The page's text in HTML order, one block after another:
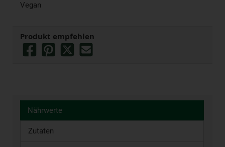
Vegan
Produkt empfehlen
Nährwerte
Zutaten